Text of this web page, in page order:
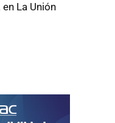
La Unión